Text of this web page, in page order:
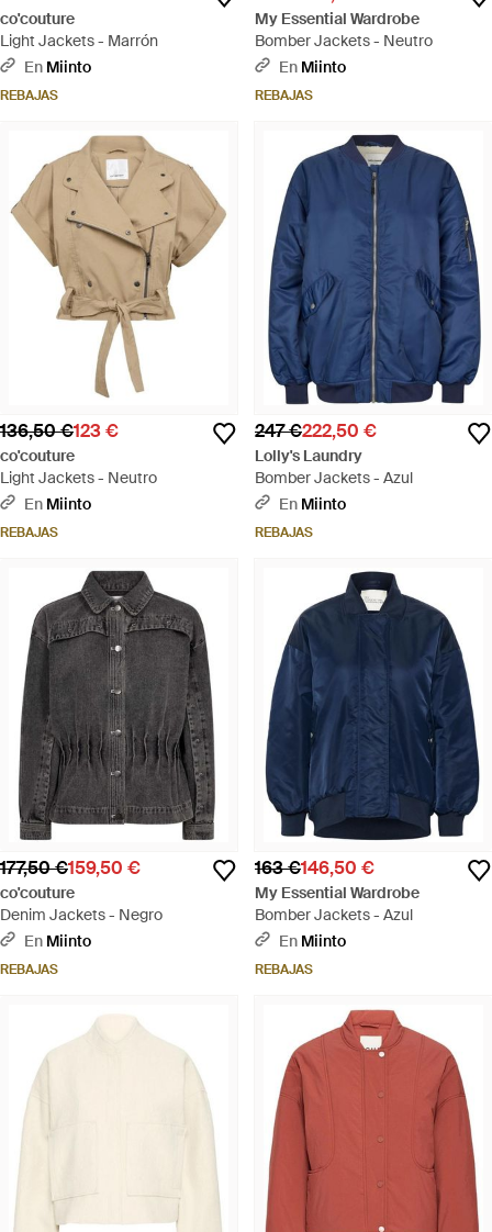
co'couture
Light Jackets - Marrón
En Miinto
REBAJAS
My Essential Wardrobe
Bomber Jackets - Neutro
En Miinto
REBAJAS
136,50 €123 €
co'couture
Light Jackets - Neutro
En Miinto
REBAJAS
247 €222,50 €
Lolly's Laundry
Bomber Jackets - Azul
En Miinto
REBAJAS
177,50 €159,50 €
co'couture
Denim Jackets - Negro
En Miinto
REBAJAS
163 €146,50 €
My Essential Wardrobe
Bomber Jackets - Azul
En Miinto
REBAJAS